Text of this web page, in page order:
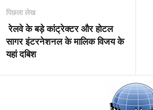
पिछला लेख
रेलवे के बड़े कांट्रेक्टर और होटल
सागर इंटरनेशनल के मालिक विजय के
यहां दबिश